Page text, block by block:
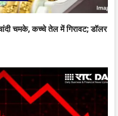
चमके, कच्चे तेल में गिरावट; डॉलर